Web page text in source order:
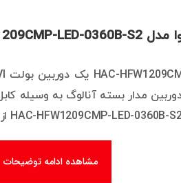
مشاهده ادامه توضیحات